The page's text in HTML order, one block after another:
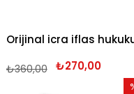
₺270,00
₺360,00